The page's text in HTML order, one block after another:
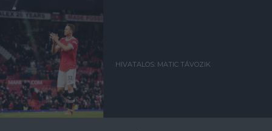
HIVATALOS: MATIC TÁVOZIK